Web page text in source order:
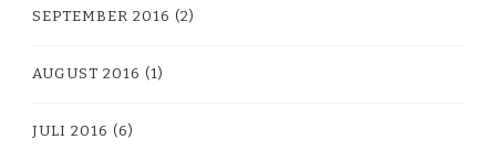
SEPTEMBER 2016 (2)
AUGUST 2016 (1)
JULI 2016 (6)